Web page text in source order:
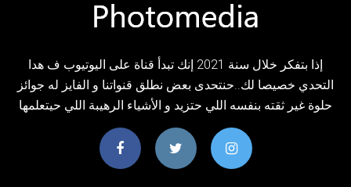
إذا بتفكر خلال سنة 2021 إنك تبدأ قناة على اليوتيوب ف هدا
التحدي خصيصا لك..حنتحدى بعض نطلق قنواتنا و الفايز له جوائز
حلوة غير ثقته بنفسه اللي حتزيد و الأشياء الرهيبة اللي حيتعلمها